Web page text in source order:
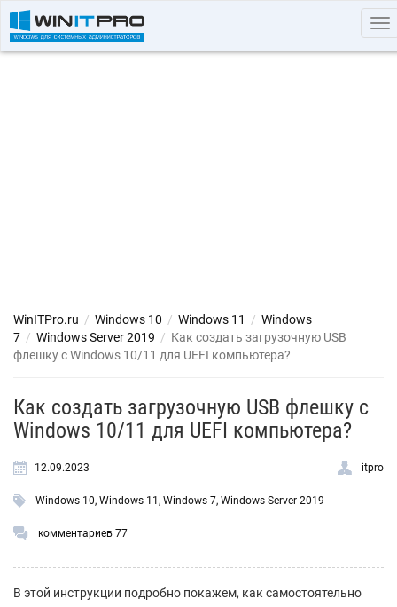
WinITPro.ru / Windows 10 / Windows 11 / Windows
7 / Windows Server 2019 / Как создать загрузочную USB
флешку с Windows 10/11 для UEFI компьютера?
Как создать загрузочную USB флешку с
Windows 10/11 для UEFI компьютера?
12.09.2023 itpro
Windows 10, Windows 11 , Windows 7, Windows Server 2019
комментариев 77
В этой инструкции подробно покажем, как самостоятельно